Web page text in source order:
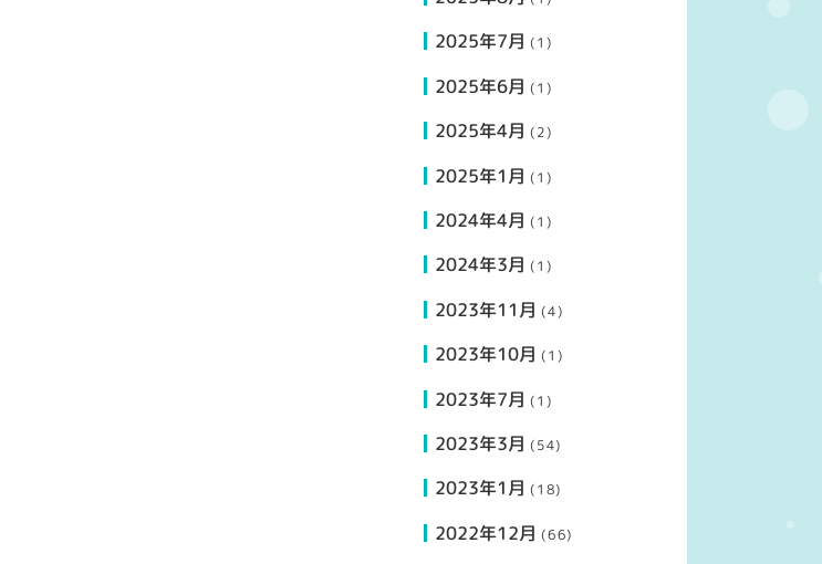
2025年7月 (1)
2025年6月 (1)
2025年4月 (2)
2025年1月 (1)
2024年4月 (1)
2024年3月 (1)
2023年11月 (4)
2023年10月 (1)
2023年7月 (1)
2023年3月 (54)
2023年1月 (18)
2022年12月 (66)